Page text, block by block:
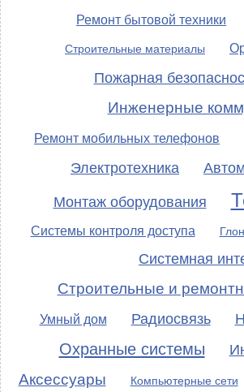
Ремонт бытовой техники
Строительные материалы
Пожарная
Инженерные
Ремонт мобильных телефонов
Электротехника
Монтаж оборудования
Системы контроля доступа
Системная
Строительные и
Умный дом Радиосвязь
Охранные системы
Аксессуары Компьютерные сети